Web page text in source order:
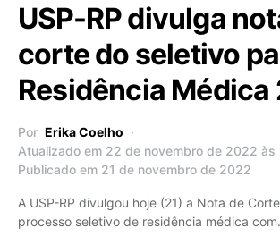
USP-RP divulga
corte do seletivo
Residência Médica
Por Erika Coelho
Atualizado em 22 de novembro de 2022 às
Publicado em 21 de novembro de 2022
A USP-RP divulgou hoje (21) a Nota de
processo seletivo de residência médica